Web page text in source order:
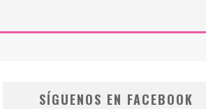
SÍGUENOS EN FACEBOOK